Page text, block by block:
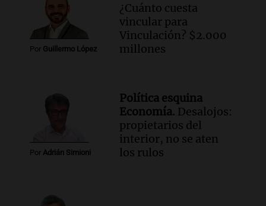
Audio.
Investigan un asalto millonario a
la cooperativa Talamochita en Villa
María
Panorama Federal
públicas en 14 meses
Panorama Federal
Audio.Una mujer murió cuando
esperaba cobrar su jubilación en un
Episodios
Por Guillermo López
¿Cuánto cuesta
vincular para
Vinculación? $2.000
millones
Por Adrián Simioni
Política esquina
Economía. Desalojos:
propietarios del
interior, no se aten
los rulos